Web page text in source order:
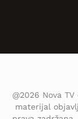
@2026 Nova
materijal